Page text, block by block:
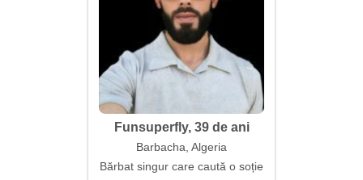
Funsuperfly, 39 de ani
Barbacha, Algeria
Bărbat singur care caută o soție